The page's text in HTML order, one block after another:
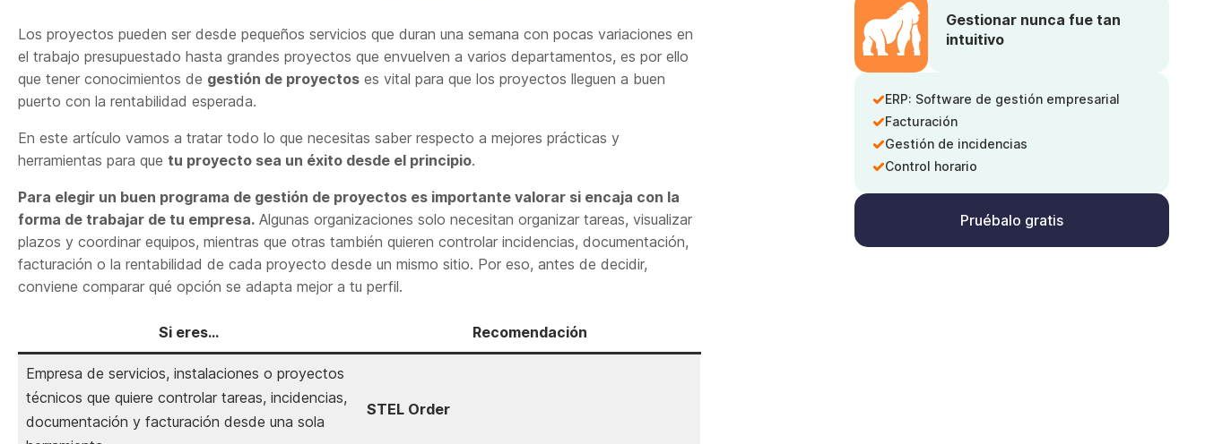
Los proyectos pueden ser desde pequeños servicios que duran una semana con pocas variaciones en
el trabajo presupuestado hasta grandes proyectos que envuelven a varios departamentos, es por ello
que tener conocimientos de gestión de proyectos es vital para que los proyectos lleguen a buen
puerto con la rentabilidad esperada.
En este artículo vamos a tratar todo lo que necesitas saber respecto a mejores prácticas y
herramientas para que tu proyecto sea un éxito desde el principio.
Para elegir un buen programa de gestión de proyectos es importante valorar si encaja con la
forma de trabajar de tu empresa. Algunas organizaciones solo necesitan organizar tareas, visualizar
plazos y coordinar equipos, mientras que otras también quieren controlar incidencias, documentación,
facturación o la rentabilidad de cada proyecto desde un mismo sitio. Por eso, antes de decidir,
conviene comparar qué opción se adapta mejor a tu perfil.
Si eres… Recomendación
Empresa de servicios, instalaciones o proyectos
técnicos que quiere controlar tareas, incidencias,
documentación y facturación desde una sola
STEL Order
Gestionar nunca fue tan
intuitivo
ERP: Software de gestión empresarial
Facturación
Gestión de incidencias
Control horario
Pruébalo gratis